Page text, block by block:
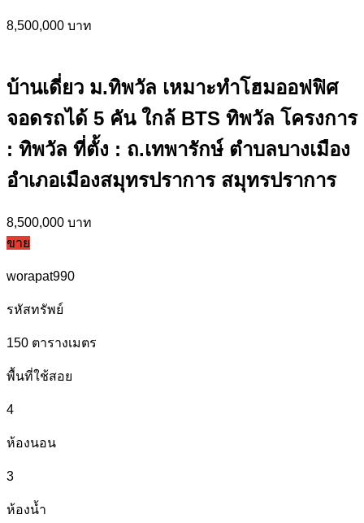
8,500,000 บาท
บ้านเดี่ยว ม.ทิพวัล เหมาะทำโฮมออฟฟิศ
จอดรถได้ 5 คัน ใกล้ BTS ทิพวัล โครงการ
: ทิพวัล ที่ตั้ง : ถ.เทพารักษ์ ตำบลบางเมือง
อำเภอเมืองสมุทรปราการ สมุทรปราการ
8,500,000 บาท
ขาย
worapat990
รหัสทรัพย์
150 ตารางเมตร
พื้นที่ใช้สอย
4
ห้องนอน
3
ห้องน้ำ